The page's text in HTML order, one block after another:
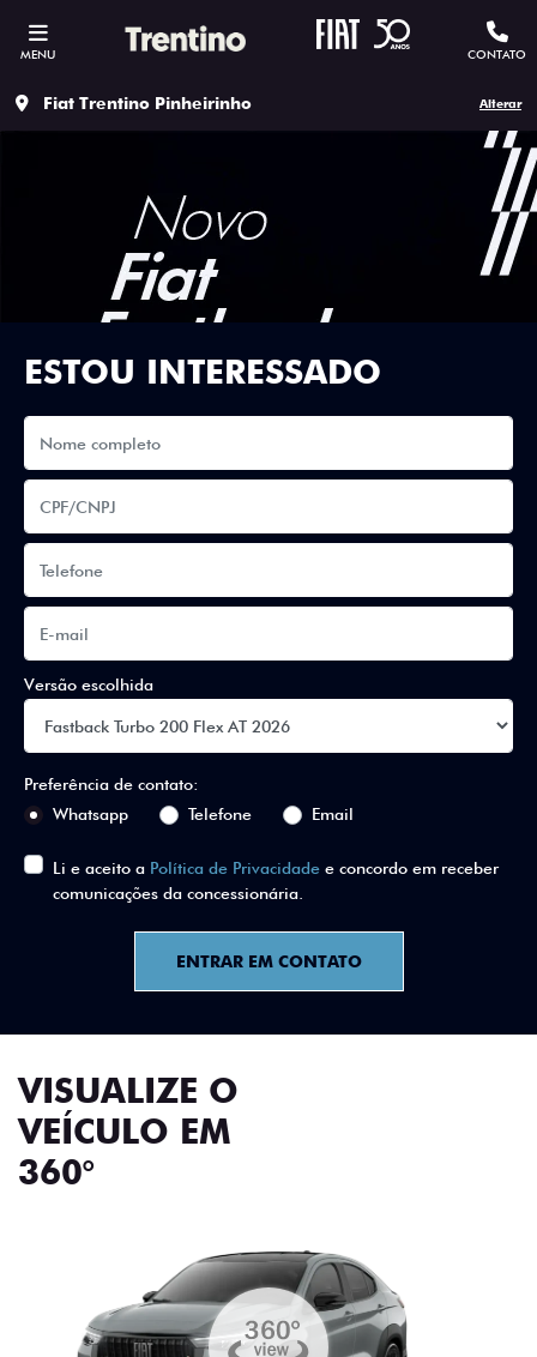
MENU CONTATO
Fiat Trentino Pinheirinho Alterar
ESTOU INTERESSADO
Versão escolhida
Preferência de contato:
Whatsapp
Telefone Email
Li e aceito a Política de Privacidade e concordo em receber
comunicações da concessionária.
ENTRAR EM CONTATO
VISUALIZE O
VEÍCULO EM
360°